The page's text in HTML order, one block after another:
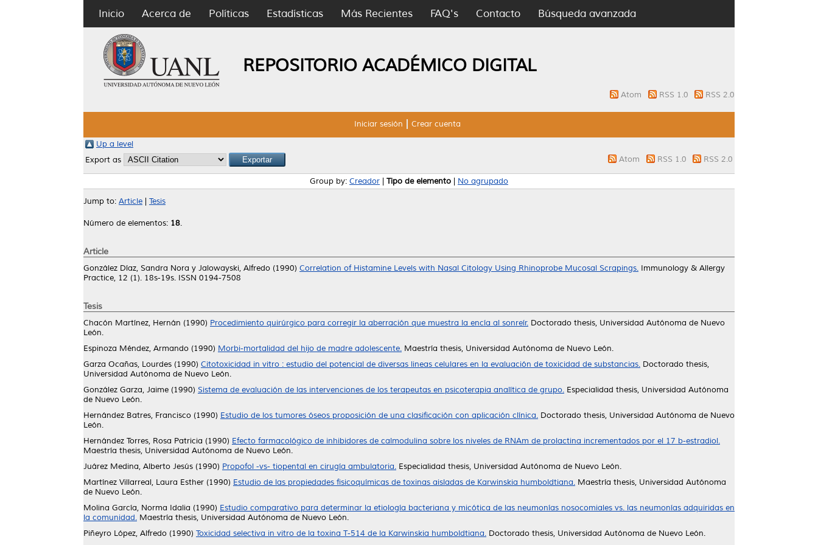
Inicio Acerca de Políticas Estadísticas Más Recientes FAQ's Contacto Búsqueda avanzada
REPOSITORIO ACADÉMICO DIGITAL
Atom RSS 1.0 RSS 2.0
Iniciar sesión Crear cuenta
Up a level
Export as
Atom RSS 1.0 RSS 2.0
Group by: Creador Tipo de elemento No agrupado
Jump to: Article Tesis
Número de elementos: 18.
Article
González Díaz, Sandra Nora y Jalowayski, Alfredo (1990) Correlation of Histamine Levels with Nasal Citology Using Rhinoprobe Mucosal Scrapings. Immunology & Allergy
Practice, 12 (1). 18s-19s. ISSN 0194-7508
Tesis
Chacón Martínez, Hernán (1990) Procedimiento quirúrgico para corregir la aberración que muestra la encía al sonreír. Doctorado thesis, Universidad Autónoma de Nuevo
León.
Espinoza Méndez, Armando (1990) Morbi-mortalidad del hijo de madre adolescente. Maestría thesis, Universidad Autónoma de Nuevo León.
Garza Ocañas, Lourdes (1990) Citotoxicidad in vitro : estudio del potencial de diversas lineas celulares en la evaluación de toxicidad de substancias. Doctorado thesis,
Universidad Autónoma de Nuevo León.
González Garza, Jaime (1990) Sistema de evaluación de las intervenciones de los terapeutas en psicoterapia analítica de grupo. Especialidad thesis, Universidad Autónoma
de Nuevo León.
Hernández Batres, Francisco (1990) Estudio de los tumores óseos proposición de una clasificación con aplicación clínica. Doctorado thesis, Universidad Autónoma de Nuevo
León.
Hernández Torres, Rosa Patricia (1990) Efecto farmacológico de inhibidores de calmodulina sobre los niveles de RNAm de prolactina incrementados por el 17 b-estradiol.
Maestría thesis, Universidad Autónoma de Nuevo León.
Juárez Medina, Alberto Jesús (1990) Propofol -vs- tiopental en cirugía ambulatoria. Especialidad thesis, Universidad Autónoma de Nuevo León.
Martínez Villarreal, Laura Esther (1990) Estudio de las propiedades fisicoquímicas de toxinas aisladas de Karwinskia humboldtiana. Maestría thesis, Universidad Autónoma
de Nuevo León.
Molina García, Norma Idalia (1990) Estudio comparativo para determinar la etiología bacteriana y micótica de las neumonías nosocomiales vs. las neumonías adquiridas en
la comunidad. Maestría thesis, Universidad Autónoma de Nuevo León.
Piñeyro López, Alfredo (1990) Toxicidad selectiva in vitro de la toxina T-514 de la Karwinskia humboldtiana. Doctorado thesis, Universidad Autónoma de Nuevo León.